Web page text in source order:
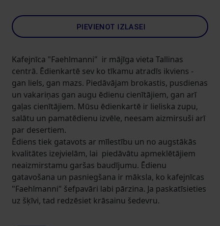
PIEVIENOT IZLASEI
Kafejnīca "Faehlmanni" ir mājīga vieta Tallinas
centrā. Ēdienkartē sev ko tīkamu atradīs ikviens -
gan liels, gan mazs. Piedāvājam brokastis, pusdienas
un vakariņas gan augu ēdienu cienītājiem, gan arī
gaļas cienītājiem. Mūsu ēdienkartē ir lieliska zupu,
salātu un pamatēdienu izvēle, neesam aizmirsuši arī
par desertiem.
Ēdiens tiek gatavots ar mīlestību un no augstākās
kvalitātes izejvielām, lai piedāvātu apmeklētājiem
neaizmirstamu garšas baudījumu. Ēdienu
gatavošana un pasniegšana ir māksla, ko kafejnīcas
"Faehlmanni" šefpavāri labi pārzina. Ja paskatīsieties
uz šķīvi, tad redzēsiet krāsainu šedevru.